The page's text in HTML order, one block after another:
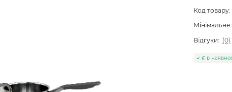
Код товару:
Мінімальне
Відгуки: (0)
Є в